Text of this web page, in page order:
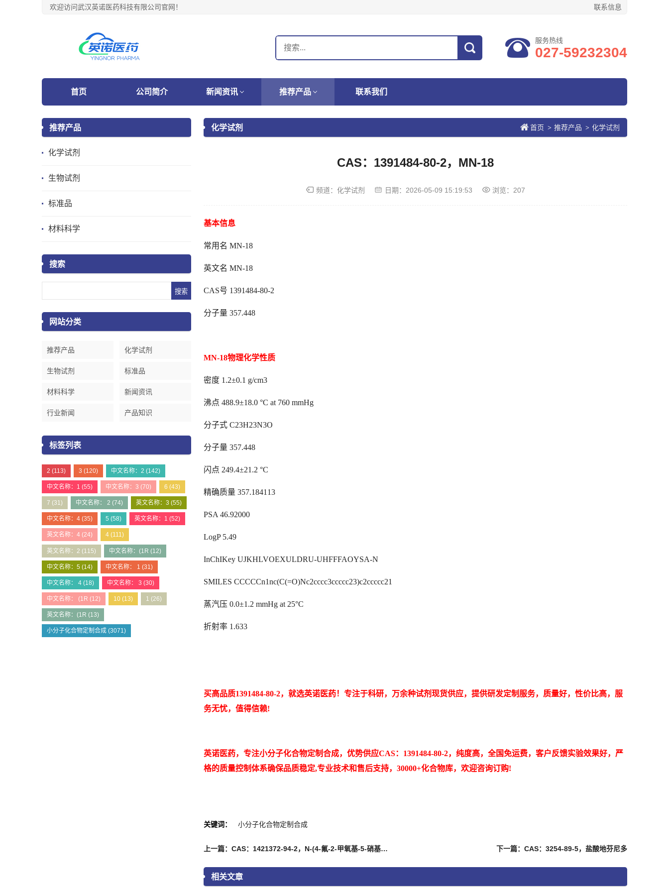
欢迎访问武汉英诺医药科技有限公司官网！ 联系信息
服务热线
027-59232304
首页 公司简介 新闻资讯 推荐产品 联系我们
推荐产品
化学试剂
生物试剂
标准品
材料科学
搜索
网站分类
推荐产品 化学试剂
生物试剂 标准品
材料科学 新闻资讯
行业新闻 产品知识
标签列表
2 (113) 3 (120) 中文名称：2 (142)
中文名称：1 (55) 中文名称：3 (70) 6 (43)
7 (31) 中文名称： 2 (74) 英文名称：3 (55)
中文名称：4 (35) 5 (58) 英文名称：1 (52)
英文名称：4 (24) 4 (111)
英文名称：2 (115) 中文名称：(1R (12)
中文名称：5 (14) 中文名称： 1 (31)
中文名称： 4 (18) 中文名称： 3 (30)
中文名称： (1R (12) 10 (13) 1 (26)
英文名称：(1R (13)
小分子化合物定制合成 (3071)
首页 > 推荐产品 > 化学试剂
化学试剂
CAS：1391484-80-2，MN-18
频道： 化学试剂 日期： 2026-05-09 15:19:53 浏览：207
基本信息
常用名 MN-18
英文名 MN-18
CAS号 1391484-80-2
分子量 357.448
MN-18物理化学性质
密度 1.2±0.1 g/cm3
沸点 488.9±18.0 °C at 760 mmHg
分子式 C23H23N3O
分子量 357.448
闪点 249.4±21.2 °C
精确质量 357.184113
PSA 46.92000
LogP 5.49
InChIKey UJKHLVOEXULDRU-UHFFFAOYSA-N
SMILES CCCCCn1nc(C(=O)Nc2cccc3ccccc23)c2ccccc21
蒸汽压 0.0±1.2 mmHg at 25°C
折射率 1.633
买高品质1391484-80-2，就选英诺医药！专注于科研，万余种试剂现货供应，提供研发定制服务，质量好，性价比高，服
务无忧，值得信赖!
英诺医药，专注小分子化合物定制合成，优势供应CAS：1391484-80-2，纯度高，全国免运费，客户反馈实验效果好，严
格的质量控制体系确保品质稳定,专业技术和售后支持，30000+化合物库，欢迎咨询订购!
关键词： 小分子化合物定制合成
上一篇：CAS：1421372-94-2，N-(4-氟-2-甲氧基-5-硝基苯基)-4-(1-甲基-1H-吲哚-3-基)-2-嘧啶胺 下一篇：CAS：3254-89-5，盐酸地芬尼多
相关文章